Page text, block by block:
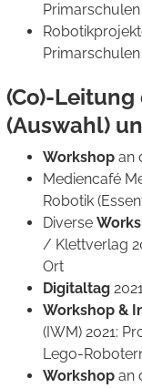
(Co)-Leitung
(Auswahl)
Workshopan
Mediencafé
Robotik
Diverse
/ Klettverlag
Ort
Digitaltag
Workshop &
(IWM) 2021:
Lego-
Workshopan